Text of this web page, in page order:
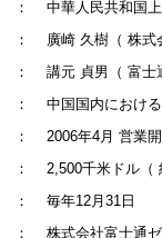
：
中華人民共和国
：
廣崎 久樹（ 株式
：
講元 貞男（ 富士
：
中国国内におけ
：
2006年4月 営業
：
2,500千米ドル（
：
毎年12月31日
：
株式会社富士通